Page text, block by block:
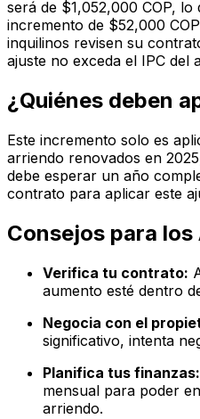
será de $1,052,000 COP,
incremento de $52,000
inquilinos revisen su
ajuste no exceda el IPC del
¿Quiénes deben
Este incremento solo es
arriendo renovados en
debe esperar un año
contrato para aplicar este
Consejos para
Verifica tu contrato:
aumento esté dentro
Negocia con el
significativo, intenta
Planifica tus finanzas:
mensual para poder
arriendo.